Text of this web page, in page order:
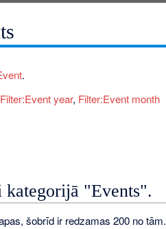
.
Filter:Event year, Filter:Event month
kategorijā "Events".
šobrīd ir redzamas 200 no tām.